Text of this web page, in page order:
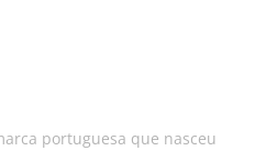
portuguesa que nasceu